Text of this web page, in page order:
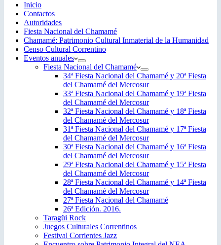
Inicio
Contactos
Autoridades
Fiesta Nacional del Chamamé
Chamamé: Patrimonio Cultural Inmaterial de la Humanidad
Censo Cultural Correntino
Eventos anuales
Fiesta Nacional del Chamamé
34ª Fiesta Nacional del Chamamé y 20ª Fiesta
del Chamamé del Mercosur
33ª Fiesta Nacional del Chamamé y 19ª Fiesta
del Chamamé del Mercosur
32ª Fiesta Nacional del Chamamé y 18ª Fiesta
del Chamamé del Mercosur
31ª Fiesta Nacional del Chamamé y 17ª Fiesta
del Chamamé del Mercosur
30ª Fiesta Nacional del Chamamé y 16ª Fiesta
del Chamamé del Mercosur
29ª Fiesta Nacional del Chamamé y 15ª Fiesta
del Chamamé del Mercosur
28ª Fiesta Nacional del Chamamé y 14ª Fiesta
del Chamamé del Mercosur
27ª Fiesta Nacional del Chamamé
26ª Edición. 2016.
Taragüi Rock
Juegos Culturales Correntinos
Festival Corrientes Jazz